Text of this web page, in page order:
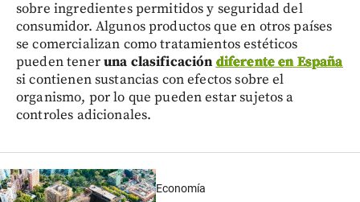
sobre ingredientes permitidos y seguridad del
consumidor. Algunos productos que en otros países
se comercializan como tratamientos estéticos
pueden teneruna clasificacióndiferente en España
si contienen sustancias con efectos sobre el
organismo, por lo que pueden estar sujetos a
controles adicionales.
Economía